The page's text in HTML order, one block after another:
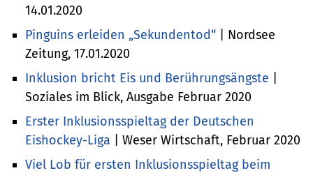
14.01.2020
Pinguins erleiden „Sekundentod“ | Nordsee
Zeitung, 17.01.2020
Inklusion bricht Eis und Berührungsängste
Soziales im Blick, Ausgabe Februar 2020
Erster Inklusionsspieltag der Deutschen
Eishockey-Liga | Weser Wirtschaft, Februar 2020
Viel Lob für ersten Inklusionsspieltag beim